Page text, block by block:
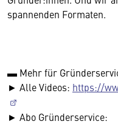
spannenden Formaten.
▬ Mehr für
► Alle Videos: https://
► Abo Gründerservice: